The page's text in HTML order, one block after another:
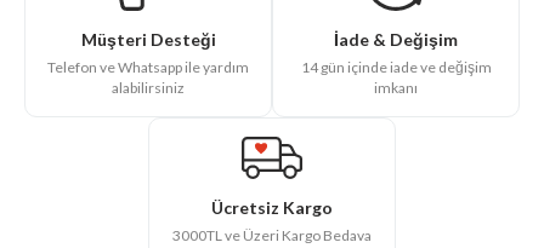
Müşteri Desteği
Telefon ve Whatsapp ile yardım
alabilirsiniz
İade & Değişim
14 gün içinde iade ve değişim
imkanı
Ücretsiz Kargo
3000TL ve Üzeri Kargo Bedava